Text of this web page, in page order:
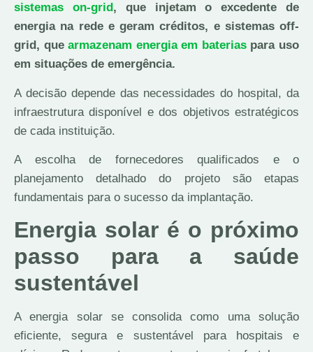
sistemas on-grid, que injetam o excedente de
energia na rede e geram créditos, e sistemas off-
grid, quearmazenam energia em bateriaspara uso
em situações de emergência.
A decisão depende das necessidades do hospital, da
infraestrutura disponível e dos objetivos estratégicos
de cada instituição.
A escolha de fornecedores qualificados e o
planejamento detalhado do projeto são etapas
fundamentais para o sucesso da implantação.
Energia solar é o próximo
passo para a saúde
sustentável
A energia solar se consolida como uma solução
eficiente, segura e sustentável para hospitais e